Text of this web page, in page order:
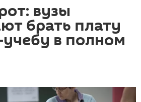
вузы
брать плату
в полном